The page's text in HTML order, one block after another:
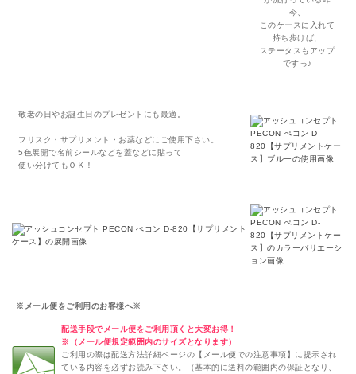
今、
このケースに入れて
持ち歩けば、
ステータスもアップ
ですっ♪
敬老の日やお誕生日のプレゼントにも最適。
フリスク・サプリメント・お薬などにご使用下さい。
5色展開で名前シールなどを蓋などに貼って
使い分けてもＯＫ！
※メール便をご利用のお客様へ※
配送手段でメール便をご利用頂くと大変お得！
※（メール便規定範囲内のサイズとなります）
ご利用の際は配送方法詳細ページの【メール便での注意事項】に提示され
ている内容を必ずお読み下さい。（基本的に送料の範囲内の保証となり、